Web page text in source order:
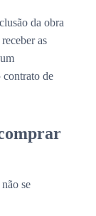
da obra
as
de
se